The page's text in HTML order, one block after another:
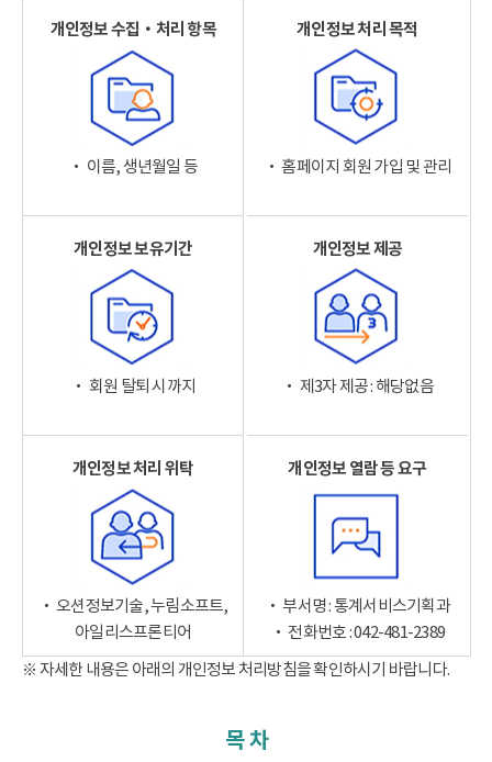
개인정보 수집‧처리 항목
‧ 이름, 생년월일 등
개인정보 처리 목적
‧ 홈페이지 회원 가입 및 관리
개인정보 보유기간
‧ 회원 탈퇴 시까지
개인정보 제공
‧ 제3자 제공 : 해당없음
개인정보 처리 위탁
‧ 오션정보기술, 누림소프트,
아일리스프론티어
개인정보 열람 등 요구
‧ 부서명 : 통계서비스기획과
‧ 전화번호 : 042-481-2389
※ 자세한 내용은 아래의 개인정보 처리방침을 확인하시기 바랍니다.
목 차